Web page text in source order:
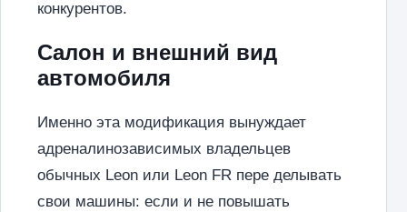
конкурентов.
Салон и внешний вид
автомобиля
Именно эта модификация вынуждает
адреналинозависимых владельцев
обычных Leon или Leon FR пере делывать
свои машины: если и не повышать